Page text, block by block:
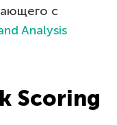
с
Analysis
Scoring